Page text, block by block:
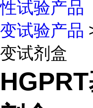
性试验产品
变试验产品
变试剂盒